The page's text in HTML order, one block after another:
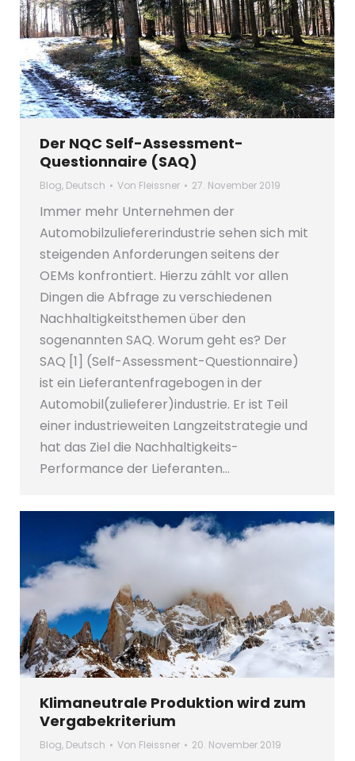
Der NQC Self-Assessment-
Questionnaire (SAQ)
Blog, Deutsch Von Fleissner 27. November 2019
Immer mehr Unternehmen der
Automobilzuliefererindustrie sehen sich mit
steigenden Anforderungen seitens der
OEMs konfrontiert. Hierzu zählt vor allen
Dingen die Abfrage zu verschiedenen
Nachhaltigkeitsthemen über den
sogenannten SAQ. Worum geht es? Der
SAQ [1] (Self-Assessment-Questionnaire)
ist ein Lieferantenfragebogen in der
Automobil(zulieferer)industrie. Er ist Teil
einer industrieweiten Langzeitstrategie und
hat das Ziel die Nachhaltigkeits-
Performance der Lieferanten…
Klimaneutrale Produktion wird zum
Vergabekriterium
Blog, Deutsch Von Fleissner 20. November 2019